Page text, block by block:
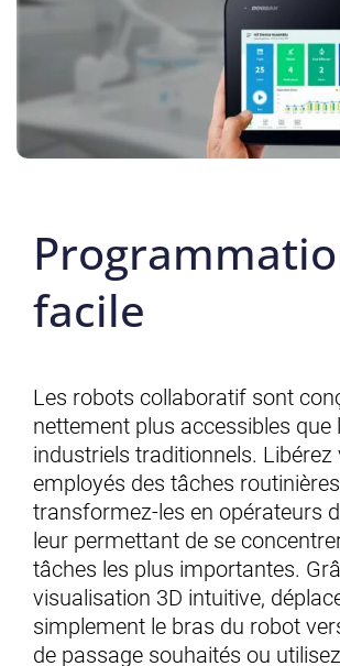
facile
Les robots collaboratif sont
nettement plus accessibles que
industriels traditionnels. Libérez
employés des tâches
transformez-les en opérateurs
leur permettant de se
tâches les plus importantes.
visualisation 3D intuitive,
simplement le bras du robot
de passage souhaités ou